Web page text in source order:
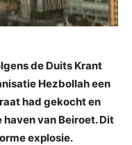
de Duits Krant
Hezbollah een
had gekocht en
van Beiroet. Dit
explosie.